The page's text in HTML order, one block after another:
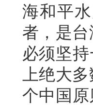
海和平
者，是
必须坚
上绝大
个中国